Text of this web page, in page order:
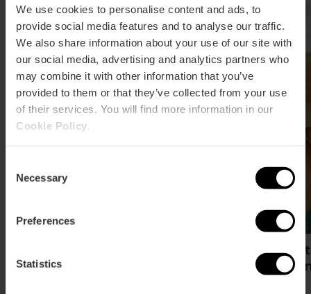
We use cookies to personalise content and ads, to
provide social media features and to analyse our traffic.
We also share information about your use of our site with
our social media, advertising and analytics partners who
may combine it with other information that you’ve
provided to them or that they’ve collected from your use
of their services. You will find more information in our
Cookie Policy
Selection
Necessary
Preferences
Statistics
emisiones